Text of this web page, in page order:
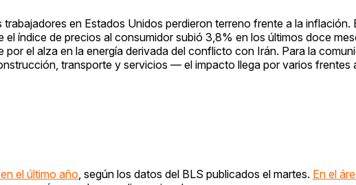
en Estados Unidos perdieron terreno frente a la inflación.
el índice de precios al consumidor subió 3,8% en los últimos doce
el alza en la energía derivada del conflicto con Irán. Para la
transporte y servicios — el impacto llega por varios frentes
el último año , según los datos del BLS publicados el martes. En el